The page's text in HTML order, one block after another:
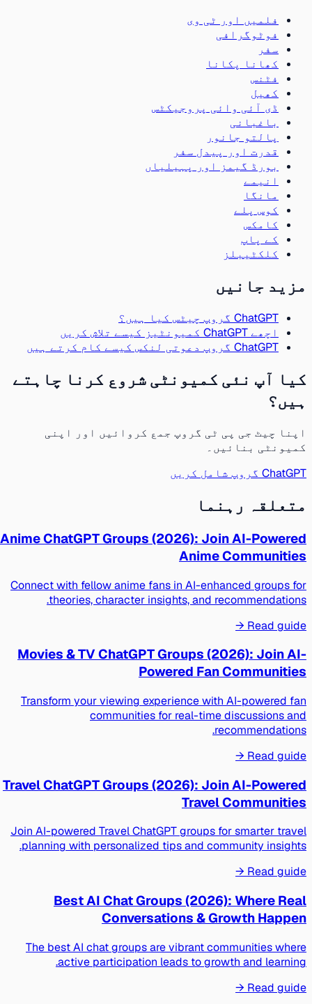
فلمیں اور ٹی وی
فوٹوگرافی
سفر
کھانا پکانا
فٹنس
کھیل
ڈی آئی وائی پروجیکٹس
باغبانی
پالتو جانور
قدرت اور پیدل سفر
بورڈ گیمز اور پہیلیاں
انیمے
مانگا
کوس پلے
کامکس
کے پاپ
کلکٹیبلز
مزید جانیں
ChatGPT گروپ چیٹس کیا ہیں؟
اچھے ChatGPT کمیونٹیز کیسے تلاش کریں
ChatGPT گروپ دعوتی لنکس کیسے کام کرتے ہیں
کیا آپ نئی کمیونٹی شروع کرنا چاہتے
ہیں؟
اپنا چیٹ جی پی ٹی گروپ جمع کروائیں اور اپنی
کمیونٹی بنائیں۔
ChatGPT گروپ شامل کریں
متعلقہ رہنما
Anime ChatGPT Groups (2026): Join AI-Powered
Anime Communities
Connect with fellow anime fans in AI-enhanced groups for
theories, character insights, and recommendations.
Read guide →
Movies & TV ChatGPT Groups (2026): Join AI-
Powered Fan Communities
Transform your viewing experience with AI-powered fan
communities for real-time discussions and
recommendations.
Read guide →
Travel ChatGPT Groups (2026): Join AI-Powered
Travel Communities
Join AI-powered Travel ChatGPT groups for smarter travel
planning with personalized tips and community insights.
Read guide →
Best AI Chat Groups (2026): Where Real
Conversations & Growth Happen
The best AI chat groups are vibrant communities where
active participation leads to growth and learning.
Read guide →